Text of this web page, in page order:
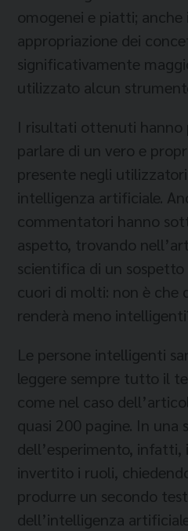
omogenei e piatti; anche
appropriazione dei
significativamente
utilizzato alcun
I risultati ottenuti hanno
parlare di un vero e
presente negli
intelligenza artificiale.
commentatori hanno
aspetto, trovando
scientifica di un
cuori di molti: non è che
renderà meno
Le persone intelligenti
leggere sempre tutto il
come nel caso
quasi 200 pagine. In una
dell’esperimento,
invertito i ruoli,
produrre un secondo
dell’intelligenza